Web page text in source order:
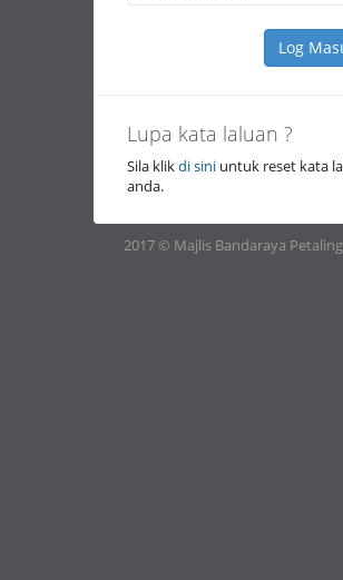
Log
Lupa kata laluan ?
Sila klikdi sini untuk reset kata
anda.
2017 © Majlis Bandaraya Petaling